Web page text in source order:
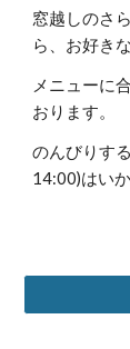
窓越しのさ
ら、お好き
メニューに
おります。
のんびりす
14:00)はい